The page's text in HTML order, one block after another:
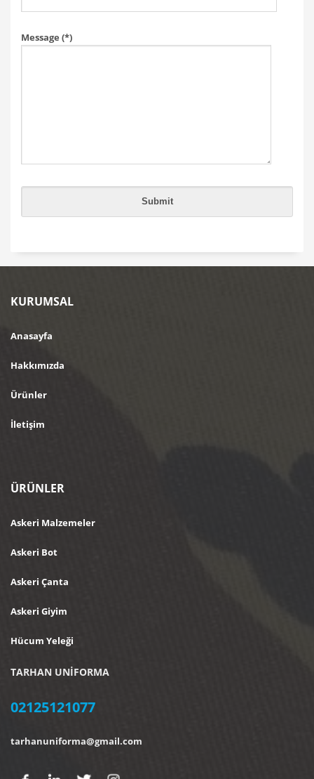
Message (*)
KURUMSAL
Anasayfa
Hakkımızda
Ürünler
İletişim
ÜRÜNLER
Askeri Malzemeler
Askeri Bot
Askeri Çanta
Askeri Giyim
Hücum Yeleği
TARHAN UNİFORMA
02125121077
tarhanuniforma@gmail.com